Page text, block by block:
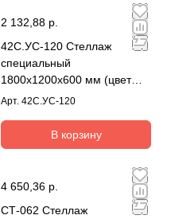
2 132,88 р.
42С.УС-120 Стеллаж
специальный
1800x1200x600 мм (цвет
RAL7035)
Арт. 42С.УС-120
В корзину
4 650,36 р.
СТ-062 Стеллаж